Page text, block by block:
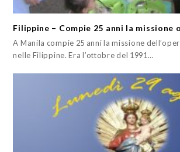
Filippine – Compie 25 anni la missione
A Manila compie 25 anni la missione
nelle Filippine. Era l’ottobre del 1991…